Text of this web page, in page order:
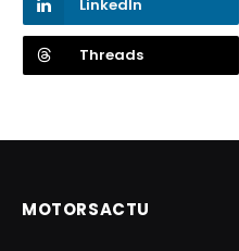
LinkedIn
Threads
MOTORSACTU